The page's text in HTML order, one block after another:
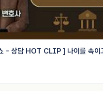
- 상담 HOT CLIP ] 나이를 속이